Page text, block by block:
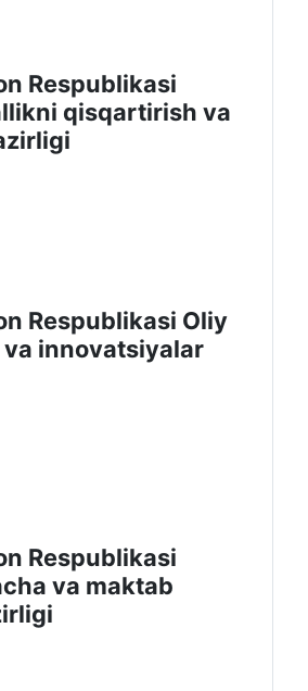
Respublikasi
qisqartirish va
Respublikasi Oliy
va innovatsiyalar
Respublikasi
va maktab